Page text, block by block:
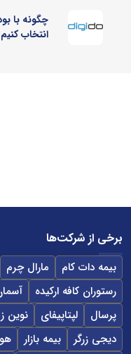
چگونه با
انتخاب
برخی از شرکت‌ها
بیمه دات کام مارال چرم
رستوران کافه ارکیده
پرسال
لپتاپیفای نوین
دیجی زرگر
بیمه بازار